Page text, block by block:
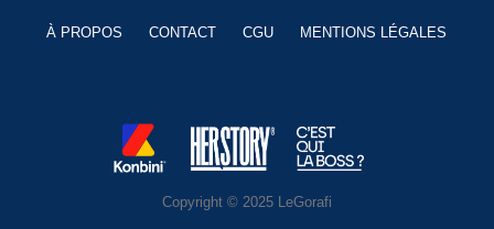
À PROPOS CONTACT CGU MENTIONS LÉGALES
Copyright © 2025 LeGorafi